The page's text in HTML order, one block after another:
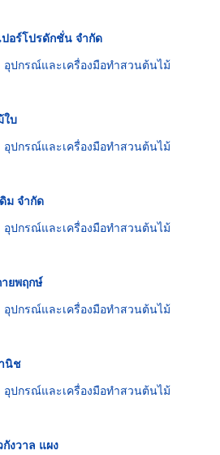
อร์โปรดักชั่น จำกัด
อุปกรณ์และเครื่องมือทำสวนต้นไม้
ใบ
อุปกรณ์และเครื่องมือทำสวนต้นไม้
ม จำกัด
อุปกรณ์และเครื่องมือทำสวนต้นไม้
ยพฤกษ์
อุปกรณ์และเครื่องมือทำสวนต้นไม้
นิช
อุปกรณ์และเครื่องมือทำสวนต้นไม้
งวาล แผง